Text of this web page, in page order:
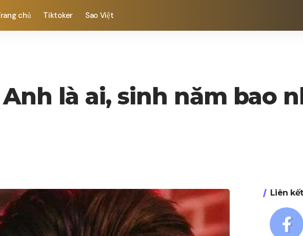
chủ Tiktoker Sao Việt
là ai, sinh năm bao
Liên